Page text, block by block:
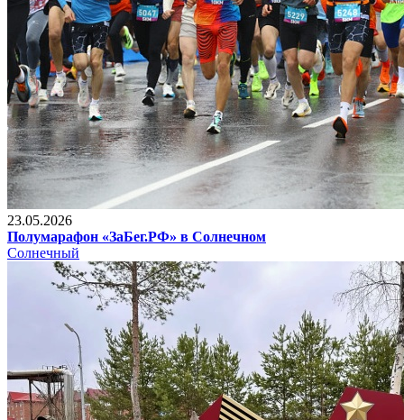
23.05.2026
Полумарафон «ЗаБег.РФ» в Солнечном
Солнечный